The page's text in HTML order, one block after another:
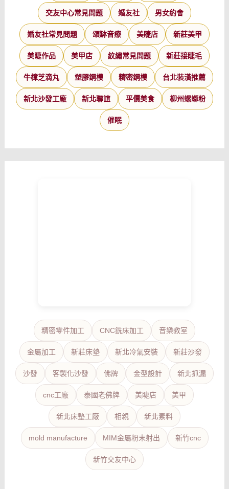
交友中心常見問題 婚友社 男女約會
婚友社常見問題 頌缽音療 美睫店 新莊美甲
美睫作品 美甲店 紋繡常見問題 新莊接睫毛
牛樟芝滴丸 塑膠鋼模 精密鋼模 台北裝潢推薦
新北沙發工廠 新北聯誼 平價美食 柳州螺螄粉
催眠
精密零件加工 CNC銑床加工 音樂教室
金屬加工 新莊床墊 新北冷氣安裝 新莊沙發
沙發 客製化沙發 佛牌 金型設計 新北抓漏
cnc工廠 泰國老佛牌 美睫店 美甲
新北床墊工廠 相親 新北素料
mold manufacture MIM金屬粉末射出 新竹cnc
新竹交友中心